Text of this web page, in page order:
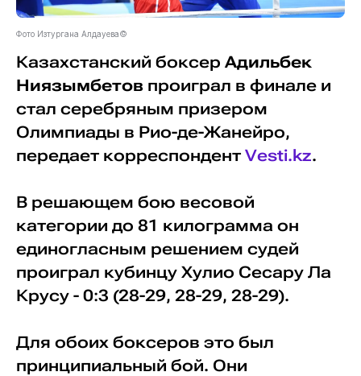
Фото Изтургана Алдауева©
Казахстанский боксер Адильбек
Ниязымбетов проиграл в финале и
стал серебряным призером
Олимпиады в Рио-де-Жанейро,
передает корреспондент Vesti.kz.
В решающем бою весовой
категории до 81 килограмма он
единогласным решением судей
проиграл кубинцу Хулио Сесару Ла
Крусу - 0:3 (28-29, 28-29, 28-29).
Для обоих боксеров это был
принципиальный бой. Они